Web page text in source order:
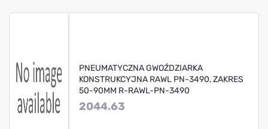
PNEUMATYCZNA GWOŹDZIARKA
KONSTRUKCYJNA RAWL PN-3490, ZAKRES
50-90MM R-RAWL-PN-3490
2044.63